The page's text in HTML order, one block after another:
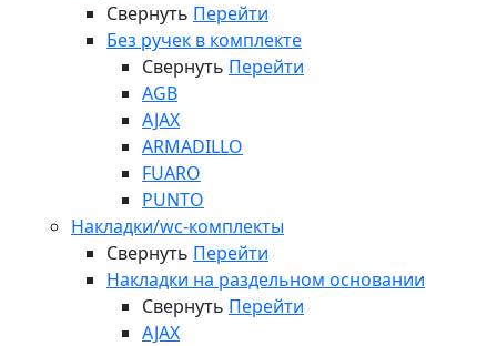
Свернуть Перейти
Без ручек в комплекте
Свернуть Перейти
AGB
AJAX
ARMADILLO
FUARO
PUNTO
Накладки/wc-комплекты
Свернуть Перейти
Накладки на раздельном основании
Свернуть Перейти
AJAX